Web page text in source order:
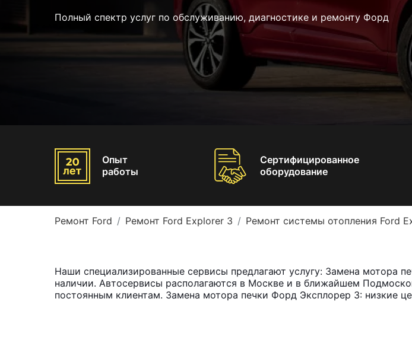
Полный спектр услуг по обслуживанию, диагностике и ремонту Форд
Опыт
работы
Сертифицированное
оборудование
Ремонт Ford Ремонт Ford Explorer 3 Ремонт системы отопления Ford
Наши специализированные сервисы предлагают услугу: Замена мотора
наличии. Автосервисы располагаются в Москве и в ближайшем
постоянным клиентам. Замена мотора печки Форд Эксплорер 3: низкие